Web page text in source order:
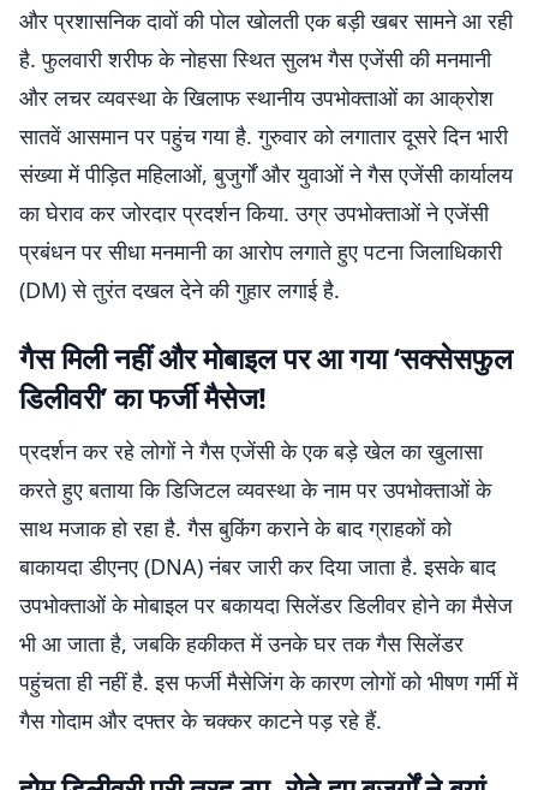
और प्रशासनिक दावों की पोल खोलती एक बड़ी खबर सामने आ रही
है. फुलवारी शरीफ के नोहसा स्थित सुलभ गैस एजेंसी की मनमानी
और लचर व्यवस्था के खिलाफ स्थानीय उपभोक्ताओं का आक्रोश
सातवें आसमान पर पहुंच गया है. गुरुवार को लगातार दूसरे दिन भारी
संख्या में पीड़ित महिलाओं, बुजुर्गों और युवाओं ने गैस एजेंसी कार्यालय
का घेराव कर जोरदार प्रदर्शन किया. उग्र उपभोक्ताओं ने एजेंसी
प्रबंधन पर सीधा मनमानी का आरोप लगाते हुए पटना जिलाधिकारी
(DM) से तुरंत दखल देने की गुहार लगाई है.
गैस मिली नहीं और मोबाइल पर आ गया ‘सक्सेसफुल
डिलीवरी’ का फर्जी मैसेज!
प्रदर्शन कर रहे लोगों ने गैस एजेंसी के एक बड़े खेल का खुलासा
करते हुए बताया कि डिजिटल व्यवस्था के नाम पर उपभोक्ताओं के
साथ मजाक हो रहा है. गैस बुकिंग कराने के बाद ग्राहकों को
बाकायदा डीएनए (DNA) नंबर जारी कर दिया जाता है. इसके बाद
उपभोक्ताओं के मोबाइल पर बकायदा सिलेंडर डिलीवर होने का मैसेज
भी आ जाता है, जबकि हकीकत में उनके घर तक गैस सिलेंडर
पहुंचता ही नहीं है. इस फर्जी मैसेजिंग के कारण लोगों को भीषण गर्मी में
गैस गोदाम और दफ्तर के चक्कर काटने पड़ रहे हैं.